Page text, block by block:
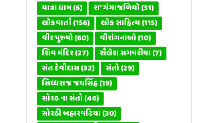
યાત્રા ધામ(6) રા' ગંગાજળિયો(31)
લોકવાર્તા(156) લોક સાહિત્ય(115)
વીર પુરુષો(60) વીરાંગનાઓ(10)
શિવ મંદિર(27) શૈલેશ સગપરીયા(7)
સંત દેવીદાસ(32) સંતો(29)
સિધ્ધરાજ જયસિંહ(19)
સોરઠ ના સંતો(46)
સોરઠી બહારવટિયા(30)